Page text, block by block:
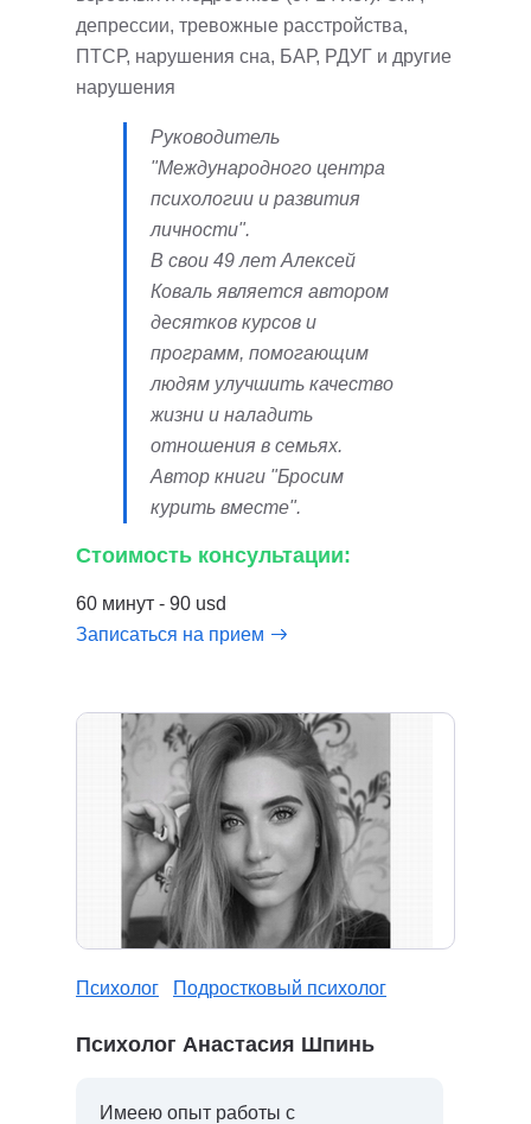
депрессии, тревожные расстройства,
ПТСР, нарушения сна, БАР, РДУГ и другие
нарушения
Руководитель
"Международного центра
психологии и развития
личности".
В свои 49 лет Алексей
Коваль является автором
десятков курсов и
программ, помогающим
людям улучшить качество
жизни и наладить
отношения в семьях.
Автор книги "Бросим
курить вместе".
Стоимость консультации:
60 минут - 90 usd
Записаться на прием
Психолог Подростковый психолог
Психолог Анастасия Шпинь
Имеею опыт работы с